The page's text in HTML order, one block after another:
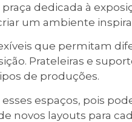
dedicada à
um ambiente
que permitam
Prateleiras e
de produções.
esses espaços, pois
novos layouts para